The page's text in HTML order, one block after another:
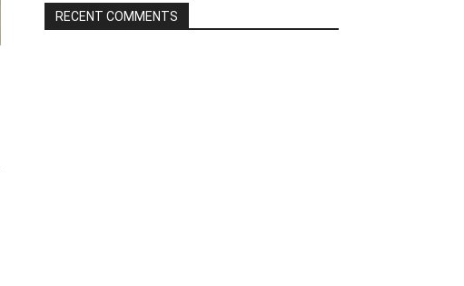
RECENT COMMENTS